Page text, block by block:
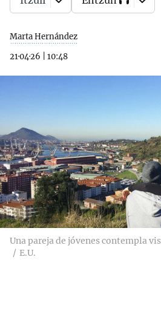
Marta Hernández
21·04·26
10:48
Una pareja de jóvenes contempla
E.U.